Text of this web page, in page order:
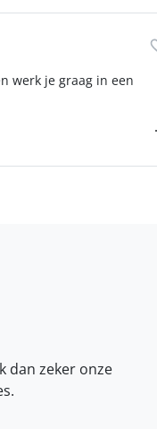
werk je graag in een
dan zeker onze